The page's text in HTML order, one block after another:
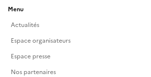
Menu
Actualités
Espace organisateurs
Espace presse
Nos partenaires